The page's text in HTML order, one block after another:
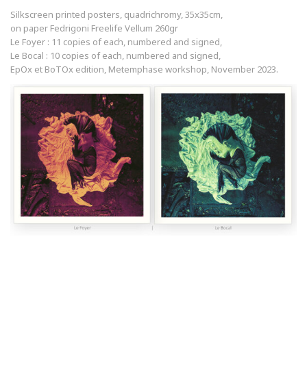
Silkscreen printed posters, quadrichromy, 35x35cm,
on paper Fedrigoni Freelife Vellum 260gr
Le Foyer : 11 copies of each, numbered and signed,
Le Bocal : 10 copies of each, numbered and signed,
EpOx et BoTOx edition, Metemphase workshop, November 2023.